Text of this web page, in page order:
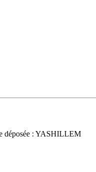
déposée : YASHILLEM